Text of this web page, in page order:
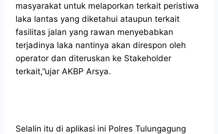
masyarakat untuk melaporkan terkait peristiwa
laka lantas yang diketahui ataupun terkait
fasilitas jalan yang rawan menyebabkan
terjadinya laka nantinya akan direspon oleh
operator dan diteruskan ke Stakeholder
terkait,”ujar AKBP Arsya.
Selalin itu di aplikasi ini Polres Tulungagung